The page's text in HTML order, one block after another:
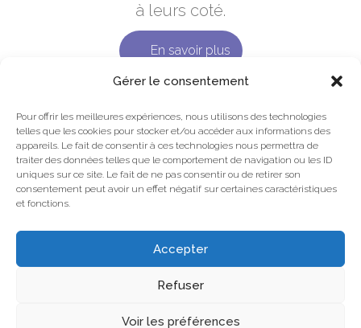
Gérer le consentement
Pour offrir les meilleures expériences, nous utilisons des technologies
telles que les cookies pour stocker et/ou accéder aux informations des
appareils. Le fait de consentir à ces technologies nous permettra de
traiter des données telles que le comportement de navigation ou les ID
uniques sur ce site. Le fait de ne pas consentir ou de retirer son
consentement peut avoir un effet négatif sur certaines caractéristiques
et fonctions.
Accepter
Refuser
Voir les préférences
à leurs coté.
En savoir plus
Mentions légales
Plan du site
Site réalisé parDépartement Marketing